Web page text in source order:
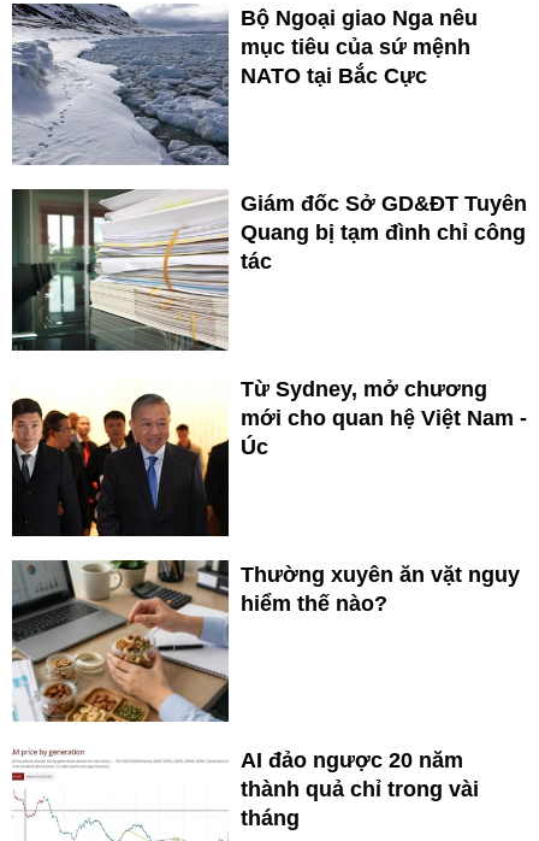
Bộ Ngoại giao Nga nêu
mục tiêu của sứ mệnh
NATO tại Bắc Cực
Giám đốc Sở GD&ĐT Tuyên
Quang bị tạm đình chỉ công
tác
Từ Sydney, mở chương
mới cho quan hệ Việt Nam -
Úc
Thường xuyên ăn vặt nguy
hiểm thế nào?
AI đảo ngược 20 năm
thành quả chỉ trong vài
tháng